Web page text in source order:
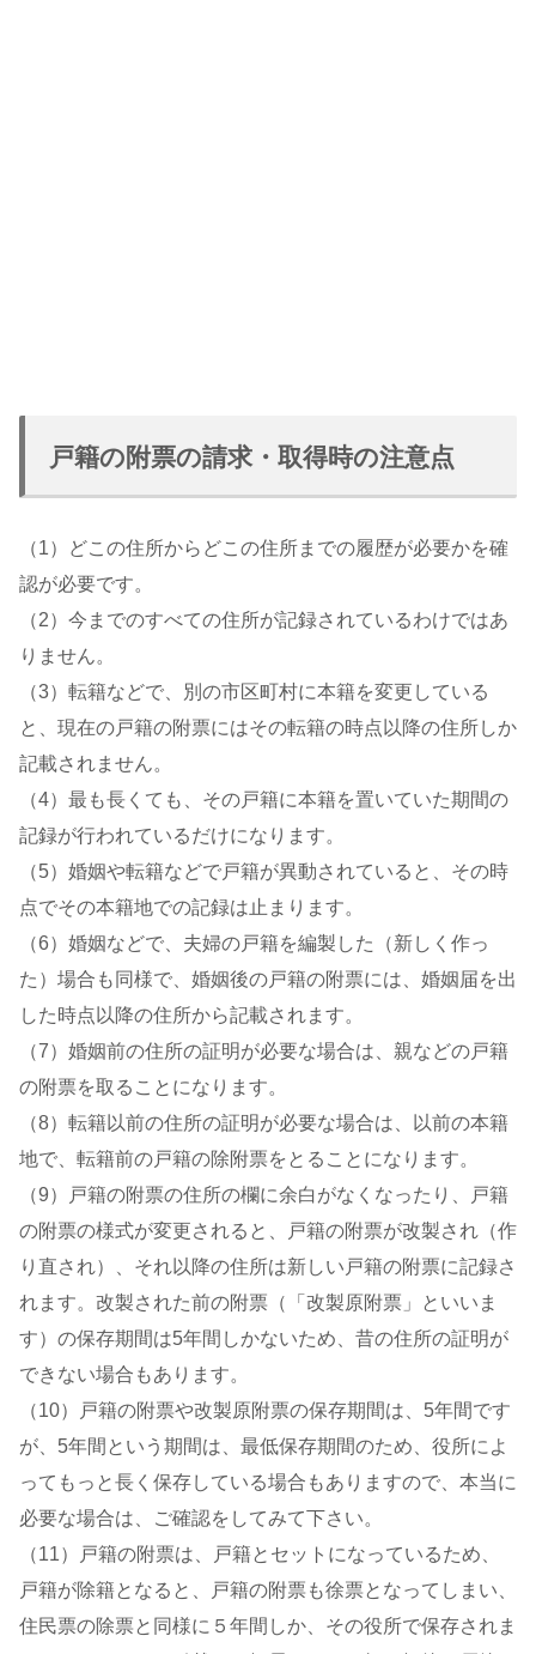
戸籍の附票の請求・取得時の注意点
（1）どこの住所からどこの住所までの履歴が必要かを確
認が必要です。
（2）今までのすべての住所が記録されているわけではあ
りません。
（3）転籍などで、別の市区町村に本籍を変更している
と、現在の戸籍の附票にはその転籍の時点以降の住所しか
記載されません。
（4）最も長くても、その戸籍に本籍を置いていた期間の
記録が行われているだけになります。
（5）婚姻や転籍などで戸籍が異動されていると、その時
点でその本籍地での記録は止まります。
（6）婚姻などで、夫婦の戸籍を編製した（新しく作っ
た）場合も同様で、婚姻後の戸籍の附票には、婚姻届を出
した時点以降の住所から記載されます。
（7）婚姻前の住所の証明が必要な場合は、親などの戸籍
の附票を取ることになります。
（8）転籍以前の住所の証明が必要な場合は、以前の本籍
地で、転籍前の戸籍の除附票をとることになります。
（9）戸籍の附票の住所の欄に余白がなくなったり、戸籍
の附票の様式が変更されると、戸籍の附票が改製され（作
り直され）、それ以降の住所は新しい戸籍の附票に記録さ
れます。改製された前の附票（「改製原附票」といいま
す）の保存期間は5年間しかないため、昔の住所の証明が
できない場合もあります。
（10）戸籍の附票や改製原附票の保存期間は、5年間です
が、5年間という期間は、最低保存期間のため、役所によ
ってもっと長く保存している場合もありますので、本当に
必要な場合は、ご確認をしてみて下さい。
（11）戸籍の附票は、戸籍とセットになっているため、
戸籍が除籍となると、戸籍の附票も徐票となってしまい、
住民票の除票と同様に５年間しか、その役所で保存されま